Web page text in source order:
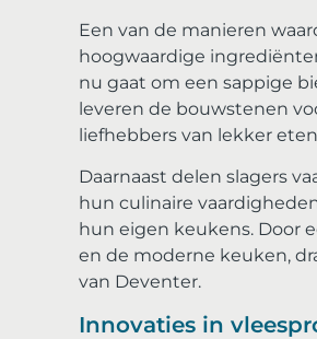
Een van de manieren
hoogwaardige
nu gaat om een sappige
leveren de bouwstenen
liefhebbers van lekker
Daarnaast delen slagers
hun culinaire
hun eigen keukens. Door
en de moderne keuken,
van Deventer.
Innovaties in